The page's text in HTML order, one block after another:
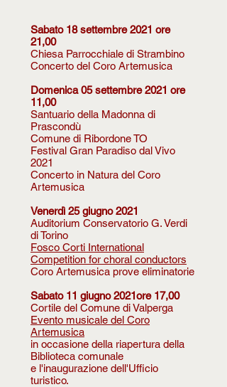
Sabato 18 settembre 2021 ore
21,00
Chiesa Parrocchiale di Strambino
Concerto del Coro Artemusica
Domenica 05 settembre 2021 ore
11,00
Santuario della Madonna di
Prascondù
Comune di Ribordone TO
Festival Gran Paradiso dal Vivo
2021
Concerto in Natura del Coro
Artemusica
Venerdì 25 giugno 2021
Auditorium Conservatorio G. Verdi
di Torino
Fosco Corti International
Competition for choral conductors
Coro Artemusica prove eliminatorie
Sabato 11 giugno 2021ore 17,00
Cortile del Comune di Valperga
Evento musicale del Coro
Artemusica
in occasione della riapertura della
Biblioteca comunale
e l'inaugurazione dell'Ufficio
turistico.